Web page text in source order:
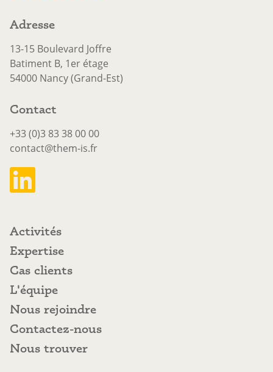
Adresse
13-15 Boulevard Joffre
Batiment B, 1er étage
54000 Nancy (Grand-Est)
Contact
+33 (0)3 83 38 00 00
contact@them-is.fr
Activités
Activités
Expertise
Expertise
Cas clients
Cas clients
L'équipe
L'équipe
Nous rejoindre
Nous rejoindre
Contactez-nous
Contactez-nous
Nous trouver